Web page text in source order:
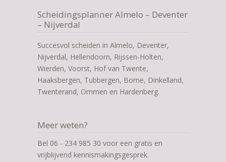
Scheidingsplanner Almelo – Deventer
– Nijverdal
Succesvol scheiden in Almelo, Deventer,
Nijverdal, Hellendoorn, Rijssen-Holten,
Wierden, Voorst, Hof van Twente,
Haaksbergen, Tubbergen, Borne, Dinkelland,
Twenterand, Ommen en Hardenberg.
Meer weten?
Bel 06 - 234 985 30 voor een gratis en
vrijblijvend kennismakingsgesprek.